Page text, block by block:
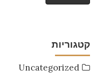
קטגוריות
Uncategorized